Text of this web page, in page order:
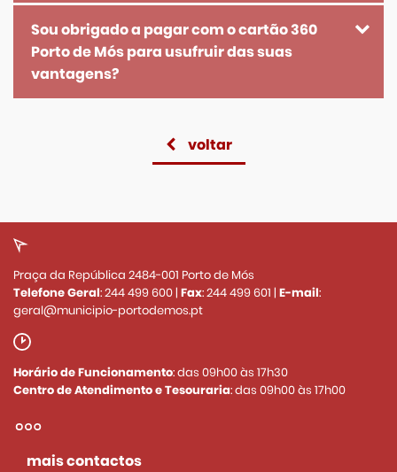
Sou obrigado a pagar com o cartão 360
Porto de Mós para usufruir das suas
vantagens?
voltar
Praça da República 2484-001 Porto de Mós
Telefone Geral:244 499 600| Fax:244 499 601 | E-mail:
geral@municipio-portodemos.pt
Horário de Funcionamento: das 09h00 às 17h30
Centro de Atendimento e Tesouraria: das 09h00 às 17h00
mais contactos